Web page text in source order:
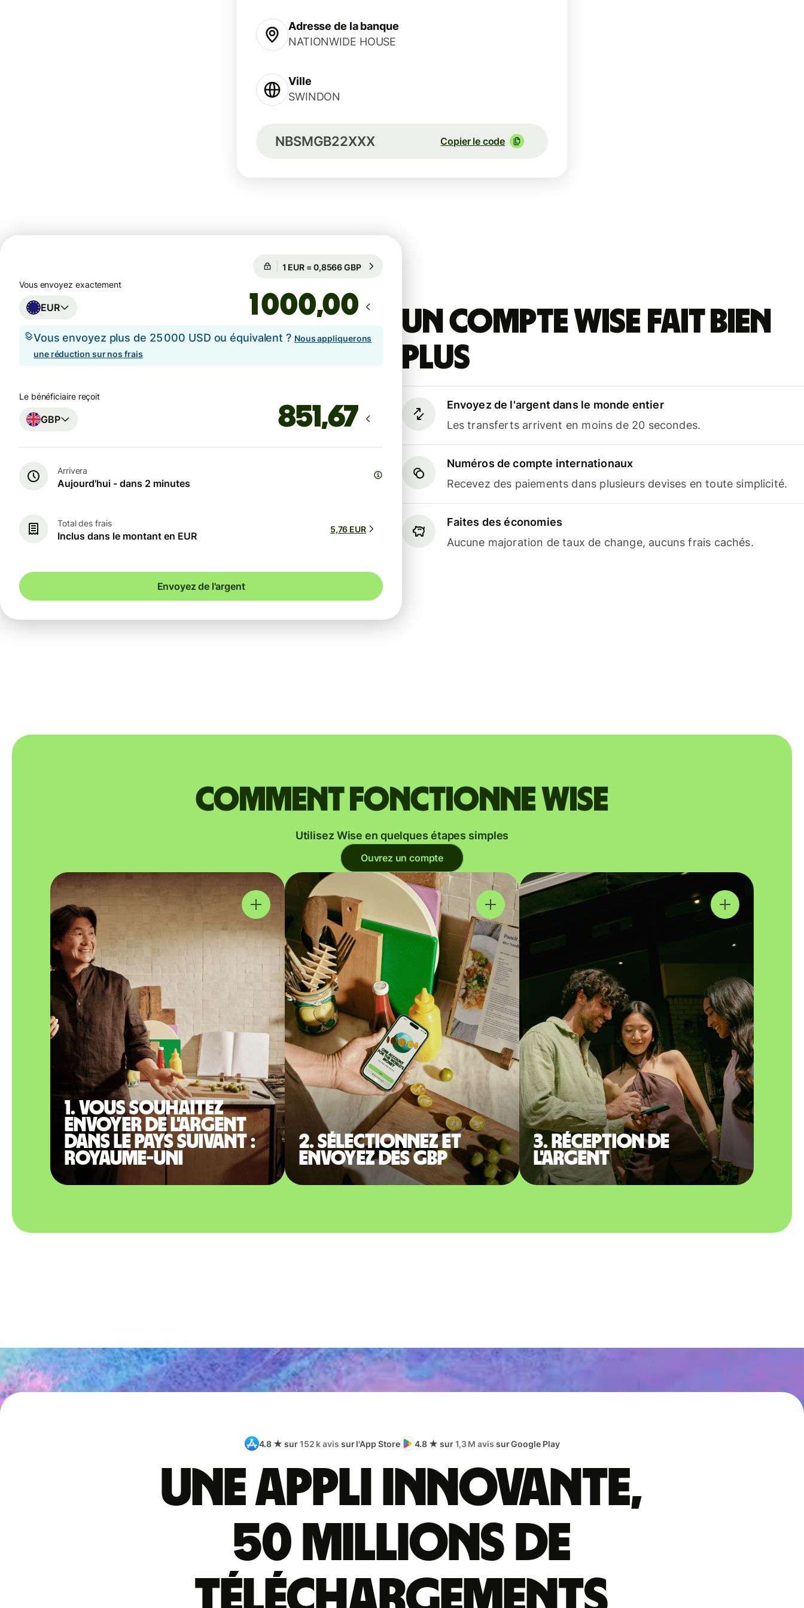
Adresse de la banque
NATIONWIDE HOUSE
Ville
SWINDON
NBSMGB22XXX Copier le code
Un compte Wise fait bien
plus
Envoyez de l'argent dans le monde entier
Les transferts arrivent en moins de 20 secondes.
Numéros de compte internationaux
Recevez des paiements dans plusieurs devises en toute simplicité.
Faites des économies
Aucune majoration de taux de change, aucuns frais cachés.
Garanti pour 89 h
Vous envoyez exactement
EUR ,00
Vous envoyez plus de 25 000 USD ou équivalent ? Nous appliquerons
une réduction sur nos frais
Le bénéficiaire reçoit
GBP
Arrivera
Aujourd'hui - dans 2 minutes
Total des frais
Inclus dans le montant en EUR
5,76 EUR
Envoyez de l'argent
Comment fonctionne Wise
Utilisez Wise en quelques étapes simples
Ouvrez un compte
1. Vous souhaitez
envoyer de l'argent
dans le pays suivant :
Royaume-Uni
2. Sélectionnez et
envoyez des GBP
3. Réception de
l'argent
4.8 ★ sur152 k avis sur l'App Store 4.8 ★ sur1,3 M avis sur Google Play
Une appli innovante,
50 millions de